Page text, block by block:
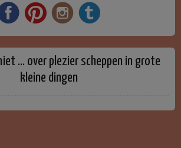
… over plezier scheppen in grote
kleine dingen